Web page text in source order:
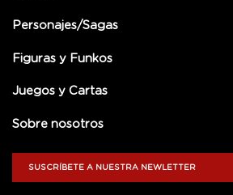
Personajes/Sagas
Figuras y Funkos
Juegos y Cartas
Sobre nosotros
SUSCRÍBETE A NUESTRA NEWLETTER